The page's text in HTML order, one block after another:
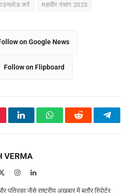
करें महावीर पंचांग 2023
on Google News
Follow on Flipboard
LinkedInWhatsAppReddit
VERMA
InstagramLinkedIn
पत्रिका जैसे राष्ट्रीय अखबार में बतौर रिपोर्टर